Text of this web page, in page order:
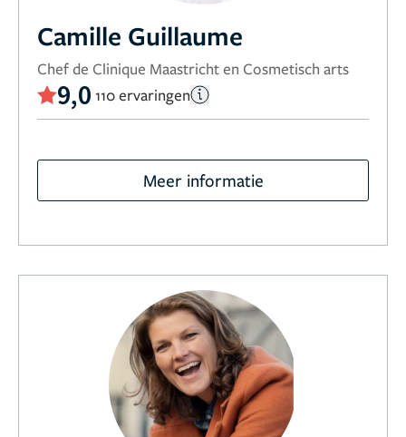
Camille Guillaume
Chef de Clinique Maastricht en Cosmetisch arts
9,0 110 ervaringen
Meer informatie